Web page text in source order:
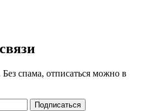
спама, отписаться можно в
Подписаться